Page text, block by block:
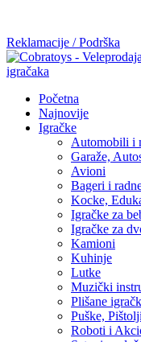
Reklamacije / Podrška
Početna
Najnovije
Igračke
Automobili i
Garaže,
Avioni
Bageri i
Kocke,
Igračke za
Igračke za
Kamioni
Kuhinje
Lutke
Muzički
Plišane
Puške,
Roboti i